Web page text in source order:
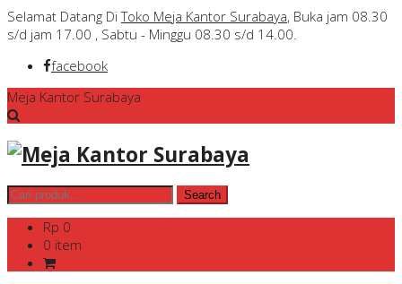
Selamat Datang DiToko Meja Kantor Surabaya, Buka jam 08.30
s/d jam 17.00 , Sabtu - Minggu 08.30 s/d 14.00.
facebook
Meja Kantor Surabaya
Rp 0
0 item